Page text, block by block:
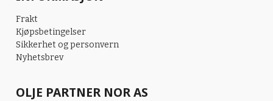
Frakt
Kjøpsbetingelser
Sikkerhet og personvern
Nyhetsbrev
OLJE PARTNER NOR AS